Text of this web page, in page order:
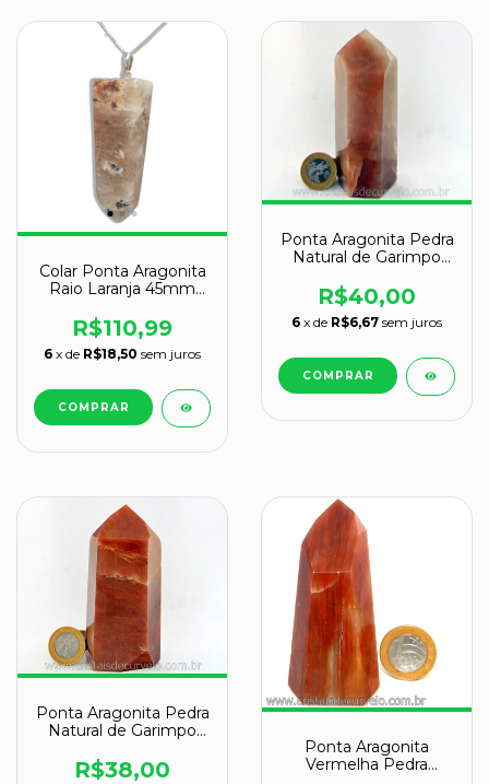
Colar Ponta Aragonita
Raio Laranja 45mm
R$110,99
6 x de R$18,50 sem juros
Ponta Aragonita Pedra
Natural de Garimpo
Sextavado Cod 334.1
R$40,00
6 x de R$6,67 sem juros
Ponta Aragonita Pedra
Natural de Garimpo
Sextavado Cod 320.8
R$38,00
Ponta Aragonita
Vermelha Pedra